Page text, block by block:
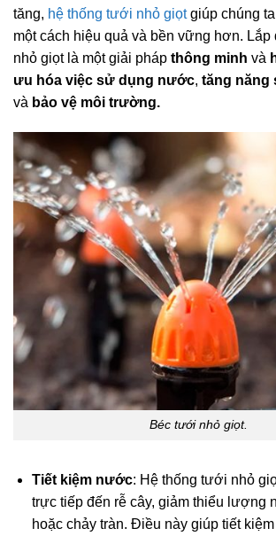
tăng, hệ thống tưới nhỏ giọtgiúp chúng
một cách hiệu quả và bền vững hơn.
nhỏ giọt là một giải pháp thông minh và
ưu hóa việc sử dụng nước, tăng năng
và bảo vệ môi trường.
Béc tưới nhỏ giọt.
Tiết kiệm nước: Hệ thống tưới nhỏ
trực tiếp đến rễ cây, giảm thiểu lượng
hoặc chảy tràn. Điều này giúp tiết